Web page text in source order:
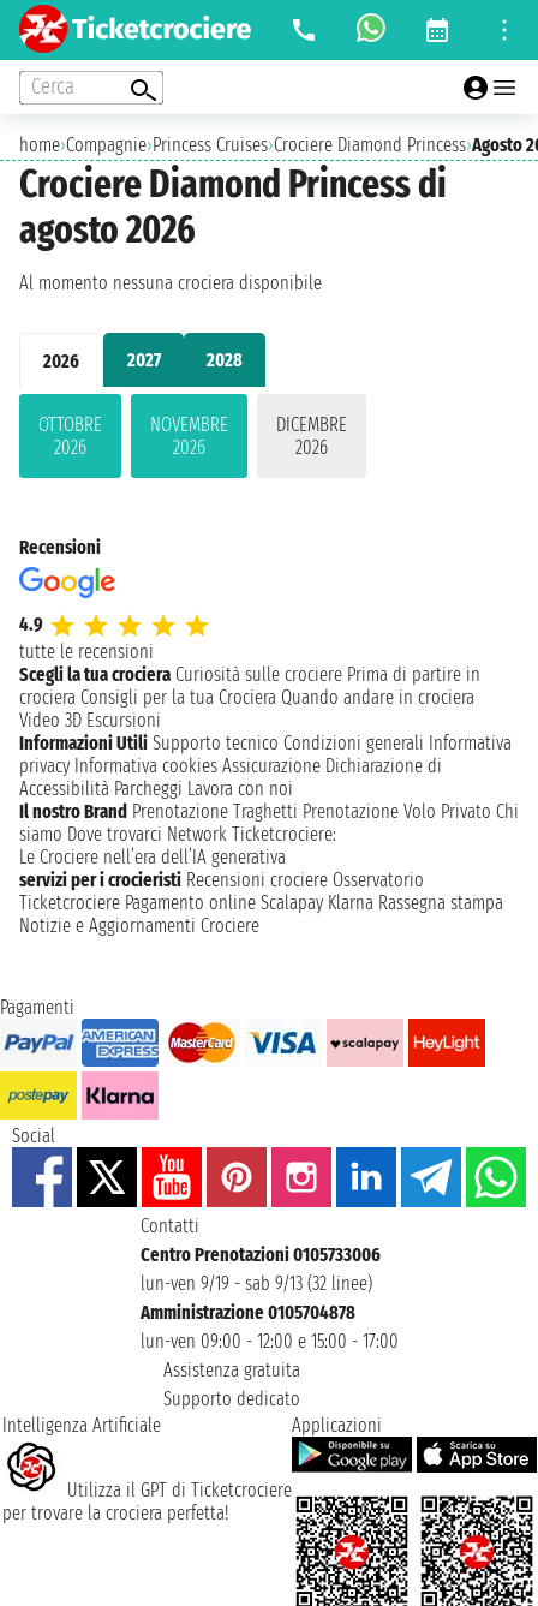
Cerca
home›Compagnie›Princess Cruises›Crociere Diamond Princess›Agosto
Crociere Diamond Princess di
agosto 2026
2026 2027 2028
OTTOBRE
2026
NOVEMBRE
2026
DICEMBRE
2026
Al momento nessuna crociera disponibile
Recensioni
4.9
tutte le recensioni
Scegli la tua crociera Curiosità sulle crociere Prima di partire in
crociera Consigli per la tua Crociera Quando andare in crociera
Video 3D Escursioni
Informazioni Utili Supporto tecnico Condizioni generali Informativa
privacy Informativa cookies Assicurazione Dichiarazione di
Accessibilità Parcheggi Lavora con noi
Il nostro Brand Prenotazione Traghetti Prenotazione Volo Privato Chi
siamo Dove trovarci Network Ticketcrociere:
Le Crociere nell’era dell’IA generativa
servizi per i crocieristi Recensioni crociere Osservatorio
Ticketcrociere Pagamento online Scalapay Klarna Rassegna stampa
Notizie e Aggiornamenti Crociere
Pagamenti
Social
Contatti
Centro Prenotazioni 0105733006
lun-ven 9/19 - sab 9/13 (32 linee)
Amministrazione 0105704878
lun-ven 09:00 - 12:00 e 15:00 - 17:00
Assistenza gratuita
Supporto dedicato
Intelligenza Artificiale
Utilizza il GPT di Ticketcrociere
per trovare la crociera perfetta!
Applicazioni